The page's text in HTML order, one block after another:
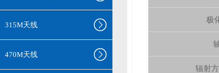
315M天线
470M天线
极
辐射